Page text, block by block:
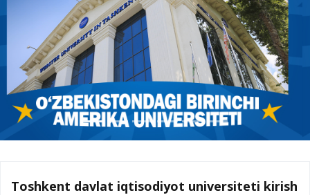
Toshkent davlat iqtisodiyot universiteti kirish